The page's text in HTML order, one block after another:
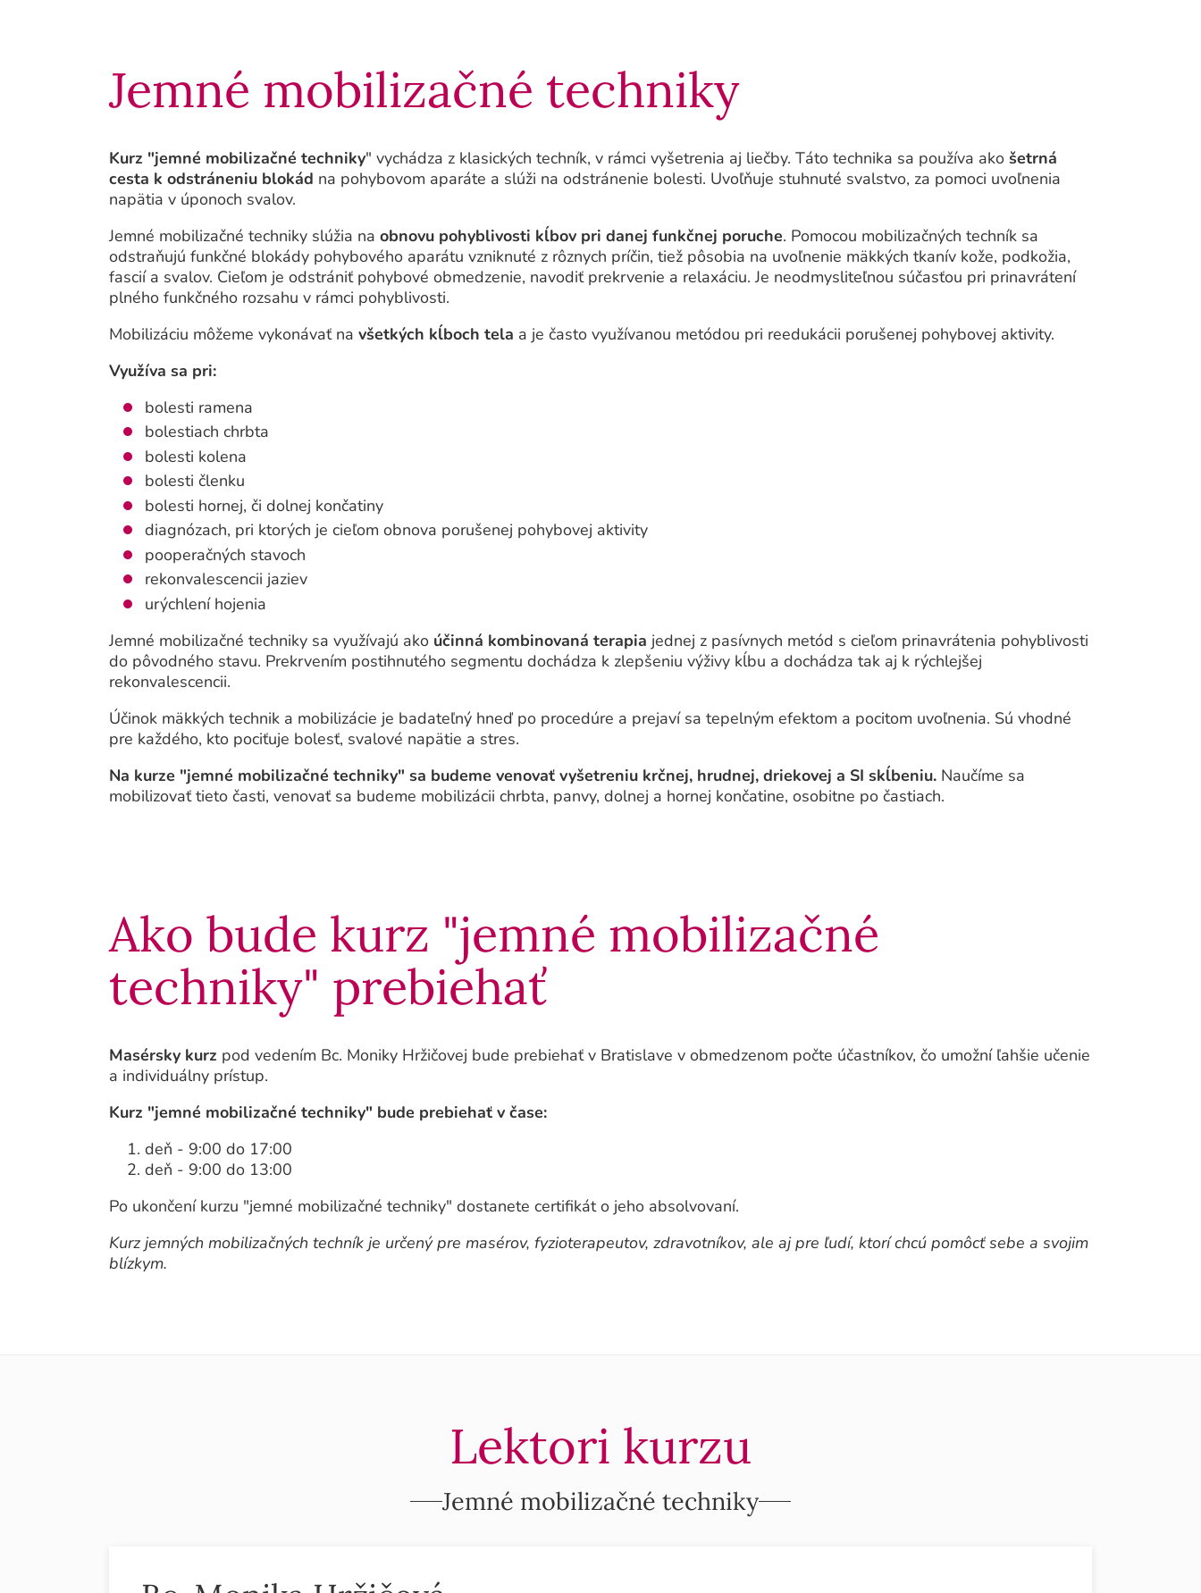
Jemné mobilizačné techniky
Kurz "jemné mobilizačné techniky" vychádza z klasických techník, v rámci vyšetrenia aj liečby. Táto technika sa používa ako šetrná
cesta k odstráneniu blokád na pohybovom aparáte a slúži na odstránenie bolesti. Uvoľňuje stuhnuté svalstvo, za pomoci uvoľnenia
napätia v úponoch svalov.
Jemné mobilizačné techniky slúžia na obnovu pohyblivosti kĺbov pri danej funkčnej poruche. Pomocou mobilizačných techník sa
odstraňujú funkčné blokády pohybového aparátu vzniknuté z rôznych príčin, tiež pôsobia na uvoľnenie mäkkých tkanív kože, podkožia,
fascií a svalov. Cieľom je odstrániť pohybové obmedzenie, navodiť prekrvenie a relaxáciu. Je neodmysliteľnou súčasťou pri prinavrátení
plného funkčného rozsahu v rámci pohyblivosti.
Mobilizáciu môžeme vykonávať na všetkých kĺboch tela a je často využívanou metódou pri reedukácii porušenej pohybovej aktivity.
Využíva sa pri:
bolesti ramena
bolestiach chrbta
bolesti kolena
bolesti členku
bolesti hornej, či dolnej končatiny
diagnózach, pri ktorých je cieľom obnova porušenej pohybovej aktivity
pooperačných stavoch
rekonvalescencii jaziev
urýchlení hojenia
Jemné mobilizačné techniky sa využívajú ako účinná kombinovaná terapia jednej z pasívnych metód s cieľom prinavrátenia pohyblivosti
do pôvodného stavu. Prekrvením postihnutého segmentu dochádza k zlepšeniu výživy kĺbu a dochádza tak aj k rýchlejšej
rekonvalescencii.
Účinok mäkkých technik a mobilizácie je badateľný hneď po procedúre a prejaví sa tepelným efektom a pocitom uvoľnenia. Sú vhodné
pre každého, kto pociťuje bolesť, svalové napätie a stres.
Na kurze "jemné mobilizačné techniky" sa budeme venovať vyšetreniu krčnej, hrudnej, driekovej a SI skĺbeniu. Naučíme sa
mobilizovať tieto časti, venovať sa budeme mobilizácii chrbta, panvy, dolnej a hornej končatine, osobitne po častiach.
Ako bude kurz "jemné mobilizačné
techniky" prebiehať
Masérsky kurz pod vedením Bc. Moniky Hržičovej bude prebiehať v Bratislave v obmedzenom počte účastníkov, čo umožní ľahšie učenie
a individuálny prístup.
Kurz "jemné mobilizačné techniky" bude prebiehať v čase:
deň - 9:00 do 17:00
deň - 9:00 do 13:00
Po ukončení kurzu "jemné mobilizačné techniky" dostanete certifikát o jeho absolvovaní.
Kurz jemných mobilizačných techník je určený pre masérov, fyzioterapeutov, zdravotníkov, ale aj pre ľudí, ktorí chcú pomôcť sebe a svojim
blízkym.
Lektori kurzu
Jemné mobilizačné techniky